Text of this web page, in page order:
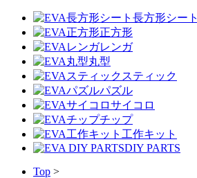
長方形シート
正方形
レンガ
丸型
スティック
パズル
サイコロ
チップ
工作キット
DIY PARTS
Top >